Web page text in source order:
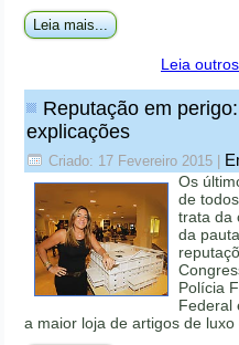
Leia mais...
Leia
Reputação em
explicações
Criado: 17 Fevereiro 2015
Os
de
trata da
da
Polícia
Federal
a maior loja de artigos de luxo